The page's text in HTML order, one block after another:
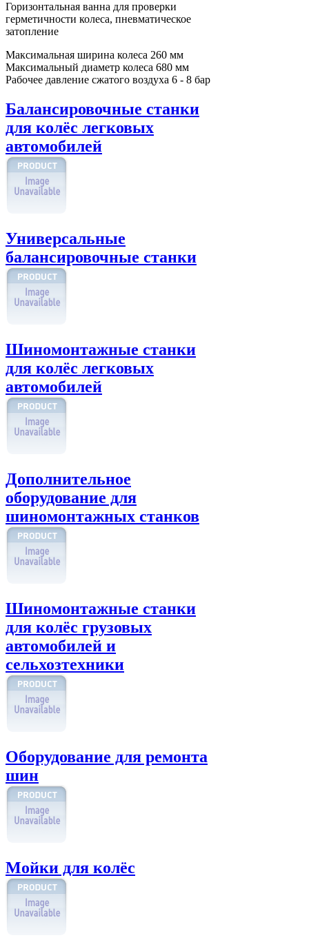
Горизонтальная ванна для проверки
герметичности колеса, пневматическое
затопление
Максимальная ширина колеса 260 мм
Максимальный диаметр колеса 680 мм
Рабочее давление сжатого воздуха 6 - 8 бар
Балансировочные станки
для колёс легковых
автомобилей
Универсальные
балансировочные станки
Шиномонтажные станки
для колёс легковых
автомобилей
Дополнительное
оборудование для
шиномонтажных станков
Шиномонтажные станки
для колёс грузовых
автомобилей и
сельхозтехники
Оборудование для ремонта
шин
Мойки для колёс